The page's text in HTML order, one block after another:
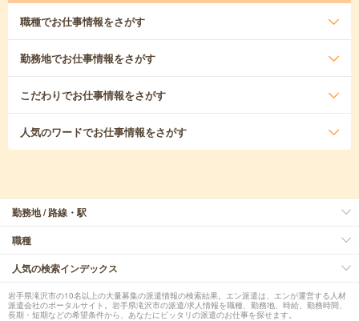
職種でお仕事情報をさがす
勤務地でお仕事情報をさがす
こだわりでお仕事情報をさがす
人気のワードでお仕事情報をさがす
勤務地 / 路線・駅
職種
人気の検索インデックス
岩手県滝沢市の10名以上の大量募集の派遣情報の検索結果。エン派遣は、エンが運営する人材
派遣会社のポータルサイト。岩手県滝沢市の派遣/求人情報を職種、勤務地、時給、勤務時間、
長期・短期などの希望条件から、あなたにピッタリの派遣のお仕事を探せます。